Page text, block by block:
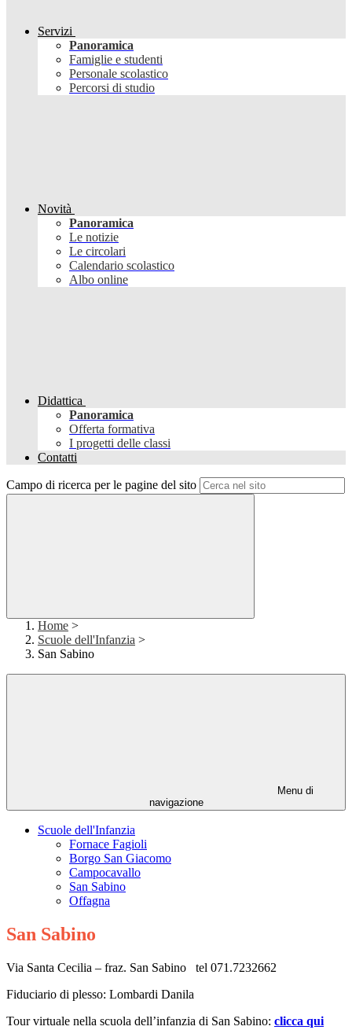
Servizi
Panoramica
Famiglie e studenti
Personale scolastico
Percorsi di studio
Novità
Panoramica
Le notizie
Le circolari
Calendario scolastico
Albo online
Didattica
Panoramica
Offerta formativa
I progetti delle classi
Contatti
Campo di ricerca per le pagine del sito
Home >
Scuole dell'Infanzia >
San Sabino
Menu di
navigazione
Scuole dell'Infanzia
Fornace Fagioli
Borgo San Giacomo
Campocavallo
San Sabino
Offagna
San Sabino
Via Santa Cecilia – fraz. San Sabino tel 071.7232662
Fiduciario di plesso: Lombardi Danila
Tour virtuale nella scuola dell’infanzia di San Sabino: clicca qui